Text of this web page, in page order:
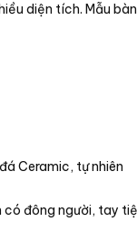
diện tích. Mẫu
Ceramic, tự nhiên
có đông người, tay